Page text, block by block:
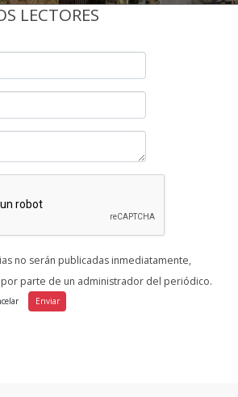
LECTORES
no serán publicadas inmediatamente,
parte de un administrador del periódico.